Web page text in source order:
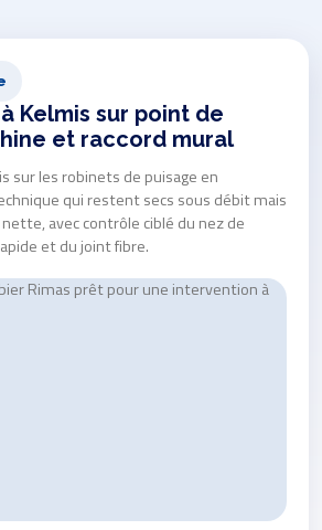
Kelmis sur point de
et raccord mural
sur les robinets de puisage en
qui restent secs sous débit mais
avec contrôle ciblé du nez de
et du joint fibre.